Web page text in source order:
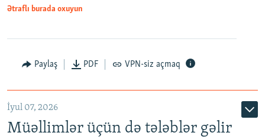
Ətraflı burada oxuyun
Paylaş PDF VPN-siz açmaq
İyul 07, 2026
Müəllimlər üçün də tələblər gəlir